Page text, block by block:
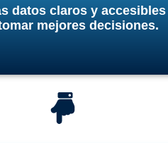
datos claros y accesibles
mejores decisiones.